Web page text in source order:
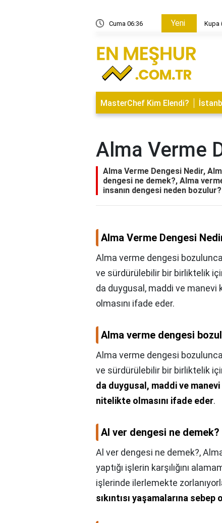
Cuma 06:36 Yeni Kupa
MasterChef Kim Elendi?
Alma Verme
Alma Verme Dengesi Nedir,
dengesi ne demek?, Alma
insanın dengesi neden bozulur?
Alma Verme Dengesi
Alma verme dengesi
ve sürdürülebilir bir birliktelik
da duygusal, maddi ve manevi
olmasını ifade eder.
Alma verme dengesi
Alma verme dengesi
ve sürdürülebilir bir birliktelik
da duygusal, maddi ve
nitelikte olmasını ifade eder.
Al ver dengesi ne demek?
Al ver dengesi ne demek?,
yaptığı işlerin karşılığını
işlerinde ilerlemekte
sıkıntısı yaşamalarına sebep